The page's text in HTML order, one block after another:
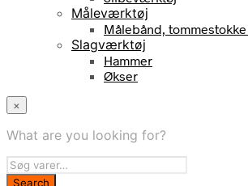
Måleværktøj
Målebånd,
Slagværktøj
Hammer
Økser
×
What are you looking for?